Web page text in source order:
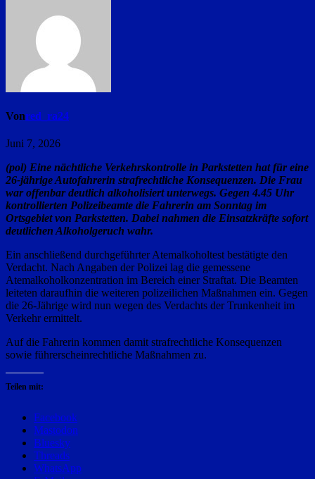
Vonred_ra24
Juni 7, 2026
(pol) Eine nächtliche Verkehrskontrolle in Parkstetten hat für eine
26-jährige Autofahrerin strafrechtliche Konsequenzen. Die Frau
war offenbar deutlich alkoholisiert unterwegs. Gegen 4.45 Uhr
kontrollierten Polizeibeamte die Fahrerin am Sonntag im
Ortsgebiet von Parkstetten. Dabei nahmen die Einsatzkräfte sofort
deutlichen Alkoholgeruch wahr.
Ein anschließend durchgeführter Atemalkoholtest bestätigte den
Verdacht. Nach Angaben der Polizei lag die gemessene
Atemalkoholkonzentration im Bereich einer Straftat. Die Beamten
leiteten daraufhin die weiteren polizeilichen Maßnahmen ein. Gegen
die 26-Jährige wird nun wegen des Verdachts der Trunkenheit im
Verkehr ermittelt.
Auf die Fahrerin kommen damit strafrechtliche Konsequenzen
sowie führerscheinrechtliche Maßnahmen zu.
Teilen mit:
Facebook
Mastodon
Bluesky
Threads
WhatsApp